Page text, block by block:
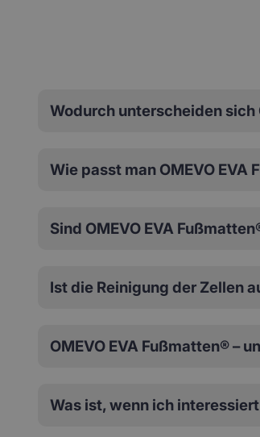
Wodurch unterscheiden sich
Wie passt man OMEVO
Sind OMEVO EVA
Ist die Reinigung der Zellen
OMEVO EVA Fußmatten® –
Was ist, wenn ich